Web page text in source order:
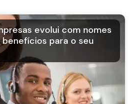
evolui com nomes
para o seu